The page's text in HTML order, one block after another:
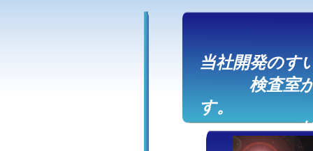
当社開発のす
検査室か
す。
検査室の